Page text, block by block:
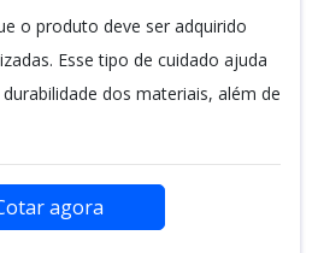
o produto deve ser adquirido
Esse tipo de cuidado ajuda
dos materiais, além de
agora